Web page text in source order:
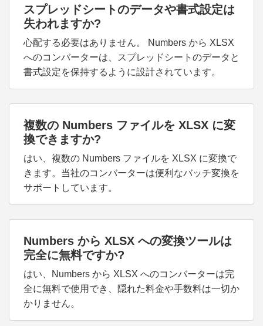
スプレッドシートのデータや書式設定は
失われますか?
心配する必要はありません。 Numbers から XLSX
へのコンバーターは、スプレッドシートのデータと
書式設定を保持するように設計されています。
複数の Numbers ファイルを XLSX に変
換できますか?
はい、複数の Numbers ファイルを XLSX に変換で
きます。当社のコンバーターは便利なバッチ変換を
サポートしています。
Numbers から XLSX への変換ツールは
完全に無料ですか?
はい、Numbers から XLSX へのコンバーターは完
全に無料で使用でき、隠れた料金や手数料は一切か
かりません。